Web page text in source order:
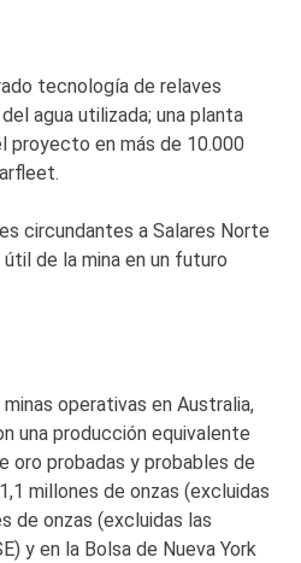
tecnología de relaves
agua utilizada; una planta
proyecto en más de 10.000
circundantes a Salares Norte
de la mina en un futuro
operativas en Australia,
una producción equivalente
oro probadas y probables de
millones de onzas (excluidas
de onzas (excluidas las
y en la Bolsa de Nueva York